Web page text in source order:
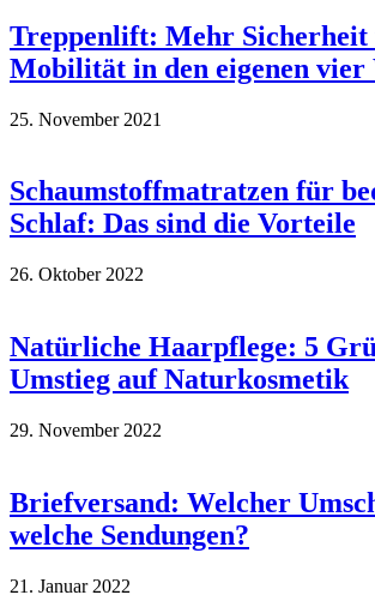
Treppenlift: Mehr Sicherheit
Mobilität in den eigenen vier
25. November 2021
Schaumstoffmatratzen für
Schlaf: Das sind die Vorteile
26. Oktober 2022
Natürliche Haarpflege: 5
Umstieg auf Naturkosmetik
29. November 2022
Briefversand: Welcher
welche Sendungen?
21. Januar 2022